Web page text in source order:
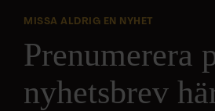
MISSA ALDRIG EN NYHET
Prenumerera
nyhetsbrev